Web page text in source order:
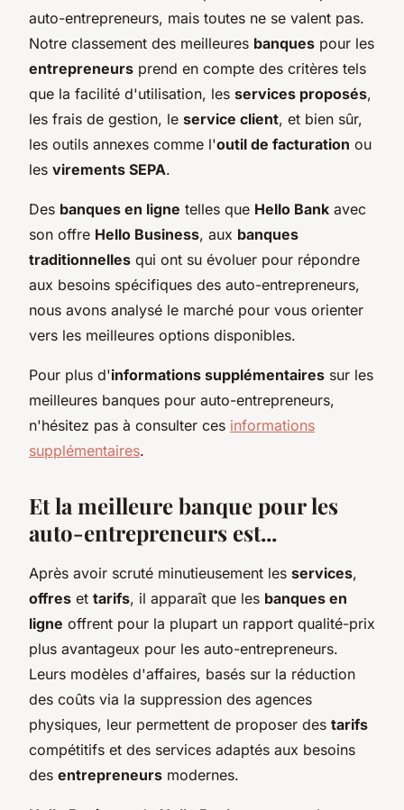
auto-entrepreneurs, mais toutes ne se valent pas.
Notre classement des meilleures banques pour les
entrepreneurs prend en compte des critères tels
que la facilité d'utilisation, les services proposés,
les frais de gestion, le service client, et bien sûr,
les outils annexes comme l'outil de facturation ou
les virements SEPA.
Des banques en ligne telles que Hello Bank avec
son offre Hello Business, aux banques
traditionnelles qui ont su évoluer pour répondre
aux besoins spécifiques des auto-entrepreneurs,
nous avons analysé le marché pour vous orienter
vers les meilleures options disponibles.
Pour plus d'informations supplémentaires sur les
meilleures banques pour auto-entrepreneurs,
n'hésitez pas à consulter ces informations
supplémentaires.
Et la meilleure banque pour les
auto-entrepreneurs est...
Après avoir scruté minutieusement les services,
offres et tarifs, il apparaît que les banques en
ligne offrent pour la plupart un rapport qualité-prix
plus avantageux pour les auto-entrepreneurs.
Leurs modèles d'affaires, basés sur la réduction
des coûts via la suppression des agences
physiques, leur permettent de proposer des tarifs
compétitifs et des services adaptés aux besoins
des entrepreneurs modernes.